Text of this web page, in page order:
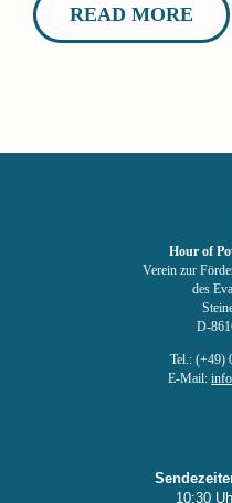
READ MORE
Hour of
Verein zur
des
D-
Tel.: (+49)
E-Mail:
10:30